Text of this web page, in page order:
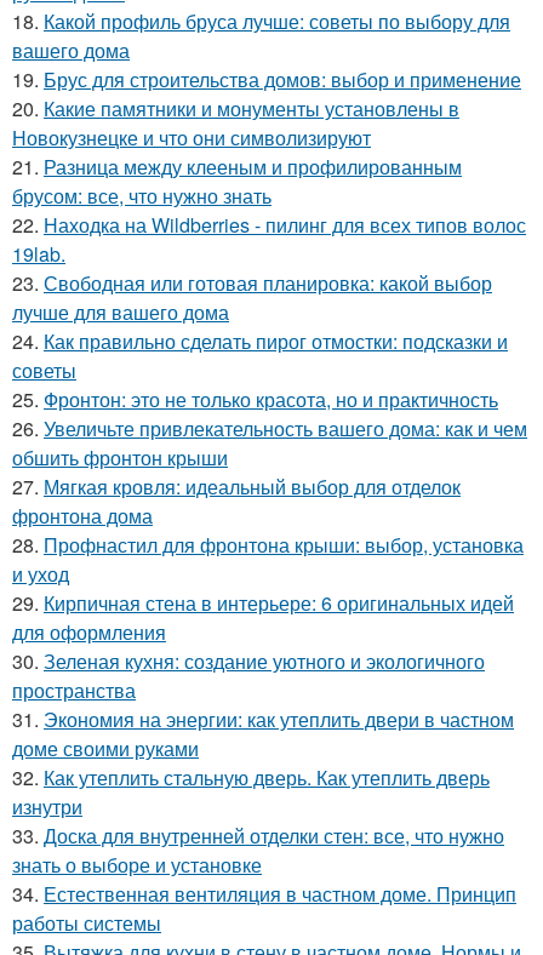
18. Какой профиль бруса лучше: советы по выбору для
вашего дома
19. Брус для строительства домов: выбор и применение
20. Какие памятники и монументы установлены в
Новокузнецке и что они символизируют
21. Разница между клееным и профилированным
брусом: все, что нужно знать
22. Находка на Wildberries - пилинг для всех типов волос
19lab.
23. Свободная или готовая планировка: какой выбор
лучше для вашего дома
24. Как правильно сделать пирог отмостки: подсказки и
советы
25. Фронтон: это не только красота, но и практичность
26. Увеличьте привлекательность вашего дома: как и чем
обшить фронтон крыши
27. Мягкая кровля: идеальный выбор для отделок
фронтона дома
28. Профнастил для фронтона крыши: выбор, установка
и уход
29. Кирпичная стена в интерьере: 6 оригинальных идей
для оформления
30. Зеленая кухня: создание уютного и экологичного
пространства
31. Экономия на энергии: как утеплить двери в частном
доме своими руками
32. Как утеплить стальную дверь. Как утеплить дверь
изнутри
33. Доска для внутренней отделки стен: все, что нужно
знать о выборе и установке
34. Естественная вентиляция в частном доме. Принцип
работы системы